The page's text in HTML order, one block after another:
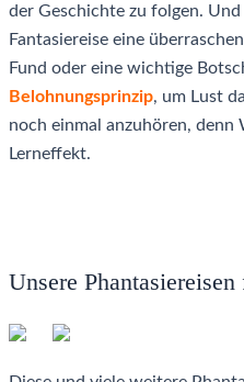
der Geschichte zu folgen.
Fantasiereise eine
Fund oder eine wichtige
Belohnungsprinzip, um Lust
noch einmal anzuhören,
Lerneffekt.
Unsere